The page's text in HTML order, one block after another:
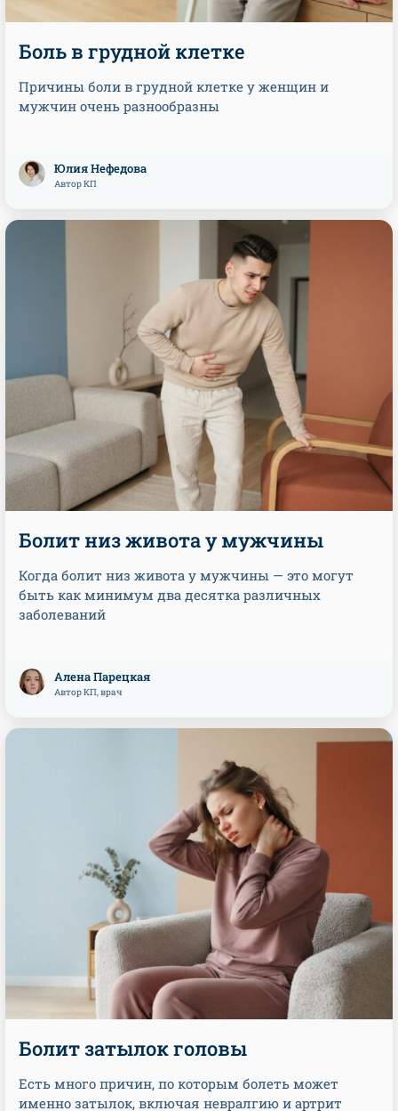
Боль в грудной клетке
Причины боли в грудной клетке у женщин и
мужчин очень разнообразны
Юлия Нефедова
Автор КП
Болит низ живота у мужчины
Когда болит низ живота у мужчины — это могут
быть как минимум два десятка различных
заболеваний
Алена Парецкая
Автор КП, врач
Болит затылок головы
Есть много причин, по которым болеть может
именно затылок, включая невралгию и артрит